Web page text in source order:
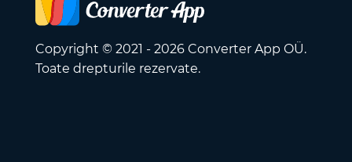
Copyright © 2021 - 2026 Converter App OÜ.
Toate drepturile rezervate.